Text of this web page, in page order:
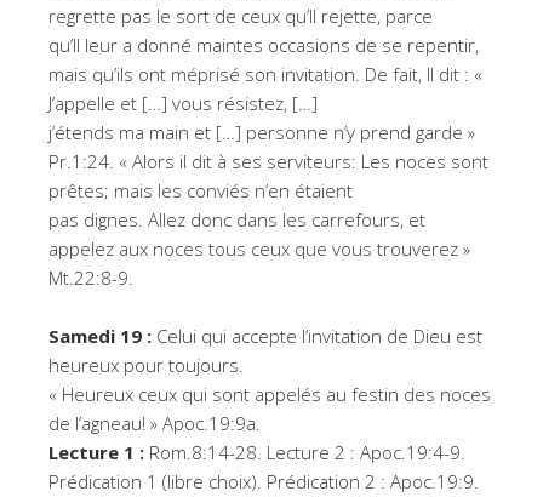
regrette pas le sort de ceux qu’Il rejette, parce
qu’Il leur a donné maintes occasions de se repentir,
mais qu’ils ont méprisé son invitation. De fait, Il dit : «
J’appelle et […] vous résistez, […]
j’étends ma main et […] personne n’y prend garde »
Pr.1:24. « Alors il dit à ses serviteurs: Les noces sont
prêtes; mais les conviés n’en étaient
pas dignes. Allez donc dans les carrefours, et
appelez aux noces tous ceux que vous trouverez »
Mt.22:8-9.
Samedi 19 : Celui qui accepte l’invitation de Dieu est
heureux pour toujours.
« Heureux ceux qui sont appelés au festin des noces
de l’agneau! » Apoc.19:9a.
Lecture 1 : Rom.8:14-28. Lecture 2 : Apoc.19:4-9.
Prédication 1 (libre choix). Prédication 2 : Apoc.19:9.